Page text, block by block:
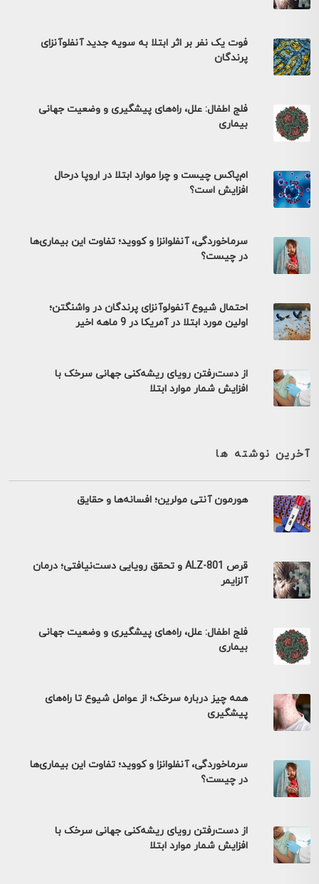
فوت یک نفر بر اثر ابتلا به سویه جدید آنفلوآنزای
پرندگان
فلج اطفال: علل، راه‌های پیشگیری و وضعیت جهانی
بیماری
ام‌پاکس چیست و چرا موارد ابتلا در اروپا درحال
افزایش است؟
سرماخوردگی، آنفلوانزا و کووید؛ تفاوت این بیماری‌ها
در چیست؟
احتمال شیوع آنفولوآنزای پرندگان در واشنگتن؛
اولین مورد ابتلا در آمریکا در 9 ماهه اخیر
از دست‌رفتن رویای ریشه‌کنی جهانی سرخک با
افزایش شمار موارد ابتلا
آخرین نوشته ها
هورمون آنتی مولرین؛ افسانه‌ها و حقایق
قرص ALZ-801 و تحقق رویایی دست‌نیافتی؛ درمان
آلزایمر
فلج اطفال: علل، راه‌های پیشگیری و وضعیت جهانی
بیماری
همه چیز درباره سرخک؛ از عوامل شیوع تا راه‌های
پیشگیری
سرماخوردگی، آنفلوانزا و کووید؛ تفاوت این بیماری‌ها
در چیست؟
از دست‌رفتن رویای ریشه‌کنی جهانی سرخک با
افزایش شمار موارد ابتلا